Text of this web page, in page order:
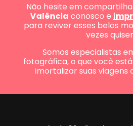
Não hesite em
Valência conosco e
para reviver esses belos
vezes
Somos especialistas
fotográfica, o que você
imortalizar suas viagens